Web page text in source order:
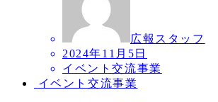
広報スタッフ
2024年11月5日
イベント交流事業
イベント交流事業